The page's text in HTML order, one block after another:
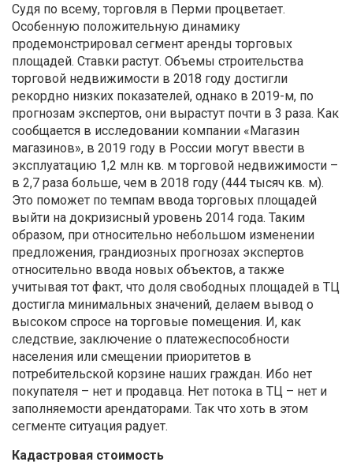
Судя по всему, торговля в Перми процветает.
Особенную положительную динамику
продемонстрировал сегмент аренды торговых
площадей. Ставки растут. Объемы строительства
торговой недвижимости в 2018 году достигли
рекордно низких показателей, однако в 2019-м, по
прогнозам экспертов, они вырастут почти в 3 раза. Как
сообщается в исследовании компании «Магазин
магазинов», в 2019 году в России могут ввести в
эксплуатацию 1,2 млн кв. м торговой недвижимости –
в 2,7 раза больше, чем в 2018 году (444 тысяч кв. м).
Это поможет по темпам ввода торговых площадей
выйти на докризисный уровень 2014 года. Таким
образом, при относительно небольшом изменении
предложения, грандиозных прогнозах экспертов
относительно ввода новых объектов, а также
учитывая тот факт, что доля свободных площадей в ТЦ
достигла минимальных значений, делаем вывод о
высоком спросе на торговые помещения. И, как
следствие, заключение о платежеспособности
населения или смещении приоритетов в
потребительской корзине наших граждан. Ибо нет
покупателя – нет и продавца. Нет потока в ТЦ – нет и
заполняемости арендаторами. Так что хоть в этом
сегменте ситуация радует.
Кадастровая стоимость